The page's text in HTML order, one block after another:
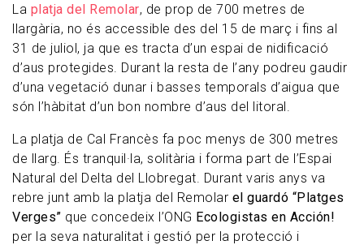
La platja del Remolar, de prop de 700 metres de
llargària, no és accessible des del 15 de març i fins al
31 de juliol, ja que es tracta d’un espai de nidificació
d’aus protegides. Durant la resta de l’any podreu gaudir
d’una vegetació dunar i basses temporals d’aigua que
són l’hàbitat d’un bon nombre d’aus del litoral.
La platja de Cal Francès fa poc menys de 300 metres
de llarg. És tranquil·la, solitària i forma part de l’Espai
Natural del Delta del Llobregat. Durant varis anys va
rebre junt amb la platja del Remolar el guardó “Platges
Verges” que concedeix l’ONG Ecologistas en Acción!
per la seva naturalitat i gestió per la protecció i